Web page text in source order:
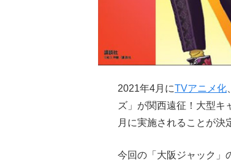
2021年4月にTVアニメ化
ズ」が関西遠征！大型キ
月に実施されることが決
今回の「大阪ジャック」